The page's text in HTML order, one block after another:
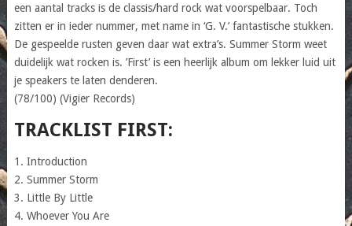
een aantal tracks is de classis/hard rock wat voorspelbaar. Toch
zitten er in ieder nummer, met name in ‘G. V.’ fantastische stukken.
De gespeelde rusten geven daar wat extra’s. Summer Storm weet
duidelijk wat rocken is. ’First’ is een heerlijk album om lekker luid uit
je speakers te laten denderen.
(78/100) (Vigier Records)
TRACKLIST FIRST:
1. Introduction
2. Summer Storm
3. Little By Little
4. Whoever You Are